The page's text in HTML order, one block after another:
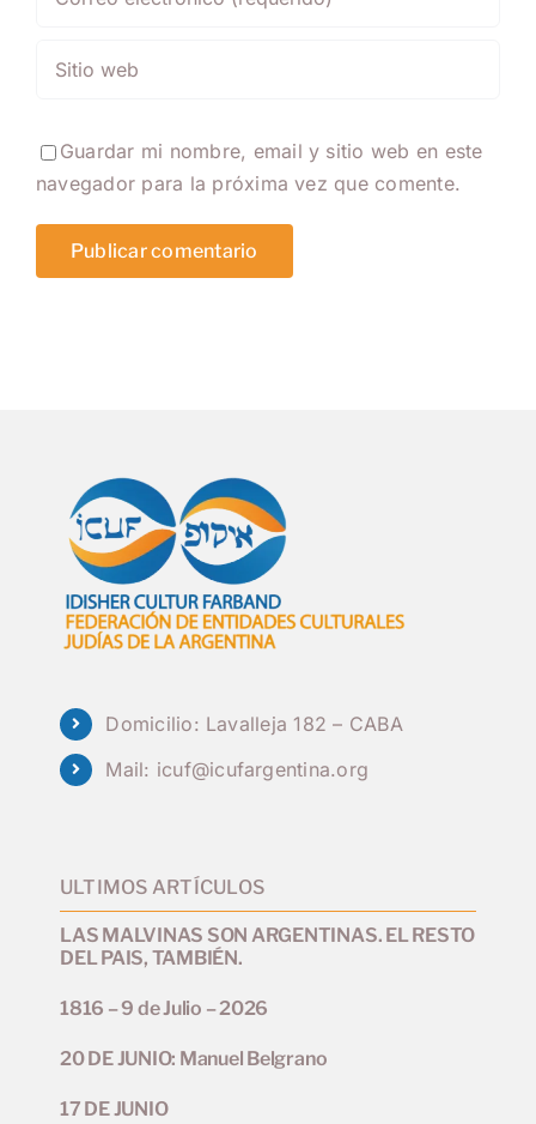
Guardar mi nombre, email y sitio web en este
navegador para la próxima vez que comente.
Domicilio: Lavalleja 182 – CABA
Mail: icuf@icufargentina.org
ULTIMOS ARTÍCULOS
LAS MALVINAS SON ARGENTINAS. EL RESTO
DEL PAIS, TAMBIÉN.
1816 – 9 de Julio – 2026
20 DE JUNIO: Manuel Belgrano
17 DE JUNIO